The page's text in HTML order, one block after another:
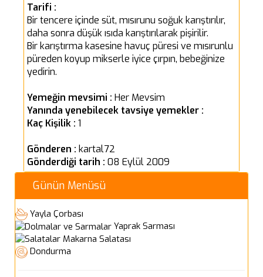
Tarifi :
Bir tencere içinde süt, mısırunu soğuk karıştırılır,
daha sonra düşük ısıda karıştırılarak pişirilir.
Bir karıştırma kasesine havuç püresi ve mısırunlu
püreden koyup mikserle iyice çırpın, bebeğinize
yedirin.
Yemeğin mevsimi : Her Mevsim
Yanında yenebilecek tavsiye yemekler :
Kaç Kişilik : 1
Gönderen : kartal72
Gönderdiği tarih : 08 Eylül 2009
Günün Menüsü
Yayla Çorbası
Yaprak Sarması
Makarna Salatası
Dondurma